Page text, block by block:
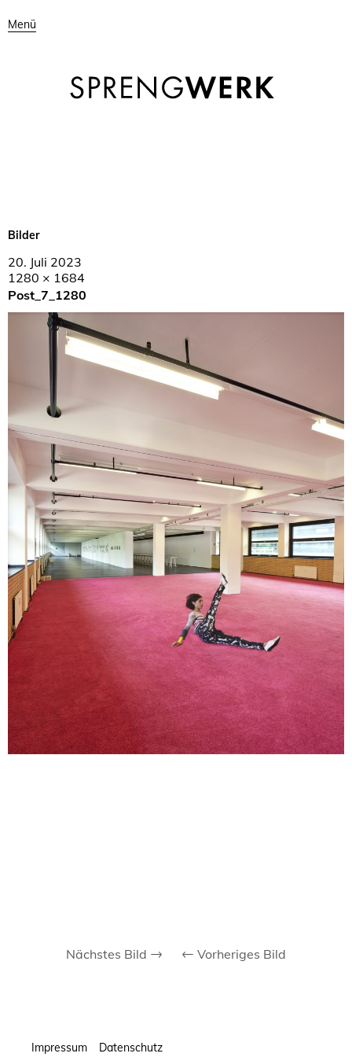
Menü
Bilder
20. Juli 2023
1280 × 1684
Post_7_1280
Nächstes Bild Vorheriges Bild
Impressum Datenschutz